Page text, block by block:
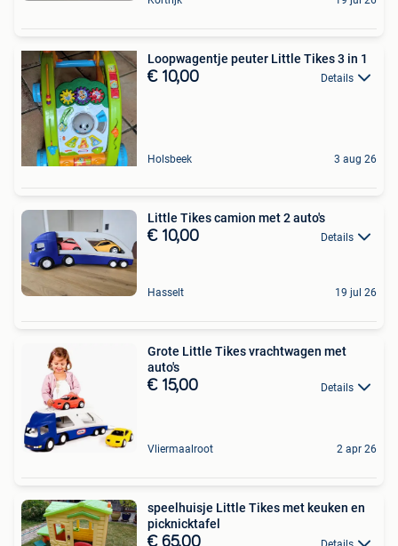
Loopwagentje peuter Little Tikes 3 in 1
€ 10,00 Details
Holsbeek 3 aug 26
Little Tikes camion met 2 auto's
€ 10,00 Details
Hasselt 19 jul 26
Grote Little Tikes vrachtwagen met
auto's
€ 15,00 Details
Vliermaalroot 2 apr 26
speelhuisje Little Tikes met keuken en
picknicktafel